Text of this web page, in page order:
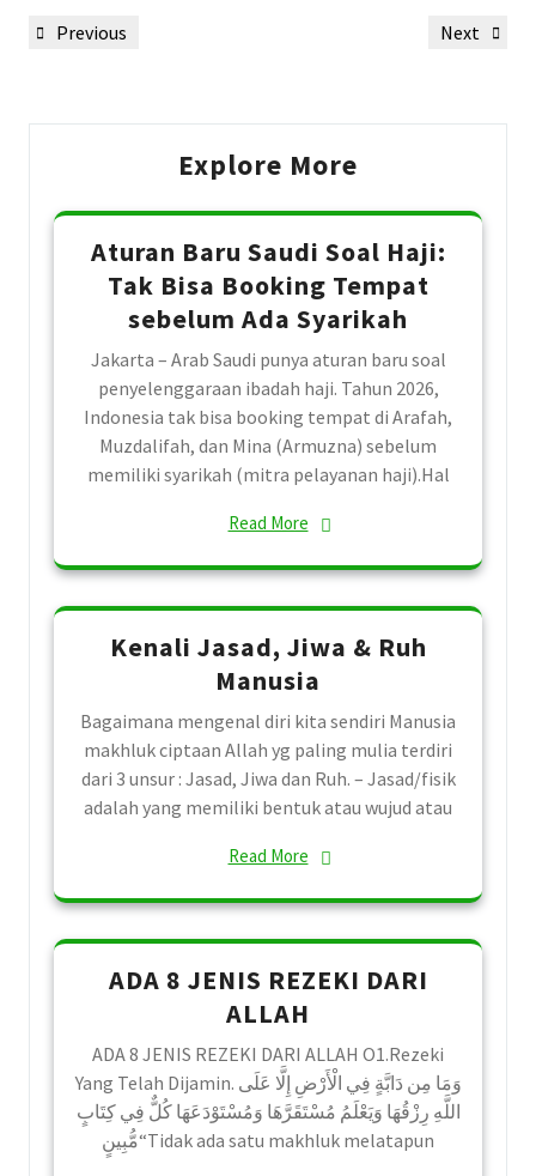
navigation
Previous
Previous
Next
Next
Explore More
Aturan Baru Saudi Soal Haji:
Tak Bisa Booking Tempat
sebelum Ada Syarikah
Jakarta – Arab Saudi punya aturan baru soal
penyelenggaraan ibadah haji. Tahun 2026,
Indonesia tak bisa booking tempat di Arafah,
Muzdalifah, dan Mina (Armuzna) sebelum
memiliki syarikah (mitra pelayanan haji).Hal
Read More
Kenali Jasad, Jiwa & Ruh
Manusia
Bagaimana mengenal diri kita sendiri Manusia
makhluk ciptaan Allah yg paling mulia terdiri
dari 3 unsur : Jasad, Jiwa dan Ruh. – Jasad/fisik
adalah yang memiliki bentuk atau wujud atau
Read More
ADA 8 JENIS REZEKI DARI
ALLAH
ADA 8 JENIS REZEKI DARI ALLAH O1.Rezeki
Yang Telah Dijamin. ‎وَمَا مِن دَابَّةٍ فِي الْأَرْضِ إِلَّا عَلَى
اللَّهِ رِزْقُهَا وَيَعْلَمُ مُسْتَقَرَّهَا وَمُسْتَوْدَعَهَا كُلٌّ فِي كِتَابٍ
مُّبِينٍ“Tidak ada satu makhluk melatapun